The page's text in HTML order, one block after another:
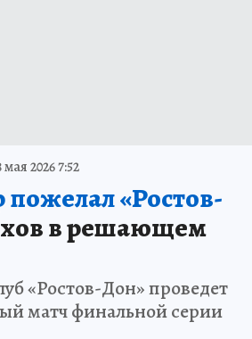
мая 2026 7:52
пожелал «Ростов-
в решающем
«Ростов-Дон» проведет
матч финальной серии